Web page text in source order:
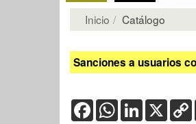
Inicio Catálogo
Sanciones a usuarios
FacebookWhatsApp
LinkedIn
X